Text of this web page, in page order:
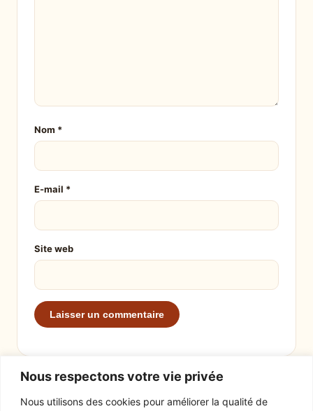
Nous respectons votre vie privée
Nous utilisons des cookies pour améliorer la qualité de
Nom *
E-mail *
Site web